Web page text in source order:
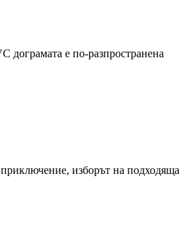
дограмата е по-разпространена
изборът на подходяща